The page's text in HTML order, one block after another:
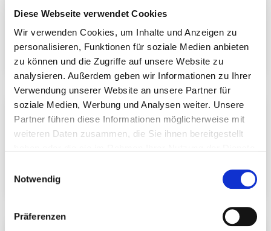
Diese Webseite verwendet Cookies
Wir verwenden Cookies, um Inhalte und Anzeigen zu
personalisieren, Funktionen für soziale Medien anbieten
zu können und die Zugriffe auf unsere Website zu
analysieren. Außerdem geben wir Informationen zu Ihrer
Verwendung unserer Website an unsere Partner für
soziale Medien, Werbung und Analysen weiter. Unsere
Partner führen diese Informationen möglicherweise mit
weiteren Daten zusammen, die Sie ihnen bereitgestellt
Notwendig
Präferenzen
Einschraubhilfen für den Holzbau mit 50 % der
Kosten. Jetzt den Zuschuss sichern!
Connecto – leistungsstarker Holzverbinder mit ETA
Mit dem Connecto erweitern wir unser Sortiment
Holzbau.